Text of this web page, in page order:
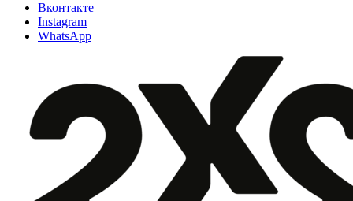
Вконтакте
Instagram
WhatsApp